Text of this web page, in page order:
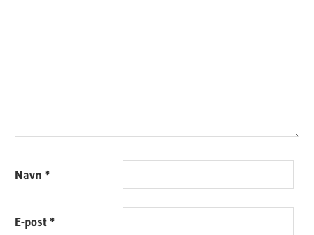
Navn*
E-post*